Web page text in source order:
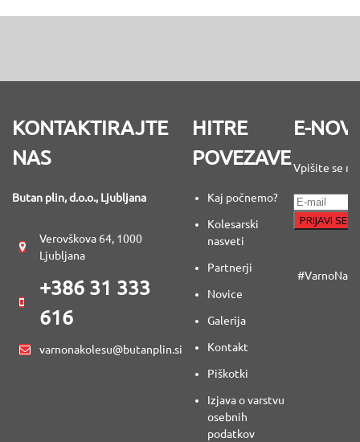
KONTAKTIRAJTE
NAS
Butan plin, d.o.o., Ljubljana
Verovškova 64, 1000
Ljubljana
+386 31 333
616
varnonakolesu@butanplin.si
HITRE
POVEZAVE
Kaj počnemo?
Kolesarski
nasveti
Partnerji
Novice
Galerija
Kontakt
Piškotki
Izjava o varstvu
osebnih
podatkov
E-
Vpišite se na